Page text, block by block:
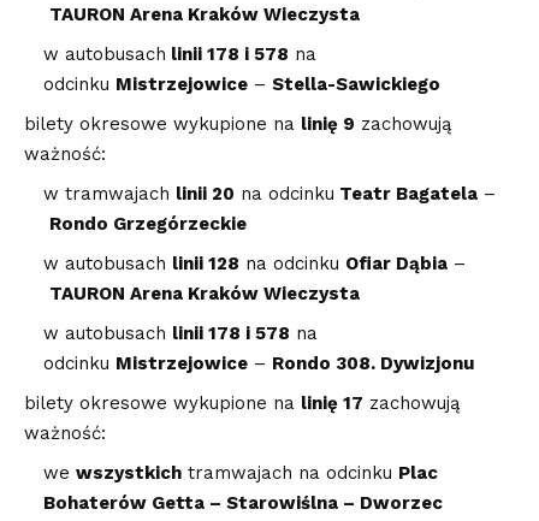
TAURON Arena Kraków Wieczysta
w autobusach linii 178 i 578 na
odcinku Mistrzejowice – Stella-Sawickiego
bilety okresowe wykupione na linię 9 zachowują
ważność:
w tramwajach linii 20 na odcinku Teatr Bagatela –
Rondo Grzegórzeckie
w autobusach linii 128 na odcinku Ofiar Dąbia –
TAURON Arena Kraków Wieczysta
w autobusach linii 178 i 578 na
odcinku Mistrzejowice – Rondo 308. Dywizjonu
bilety okresowe wykupione na linię 17 zachowują
ważność:
we wszystkich tramwajach na odcinku Plac
Bohaterów Getta – Starowiślna – Dworzec